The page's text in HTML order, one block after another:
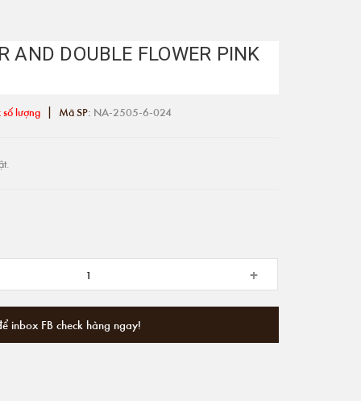
AND DOUBLE FLOWER PINK
số lượng | Mã SP: NA-2505-6-024
+
inbox FB check hàng ngay!